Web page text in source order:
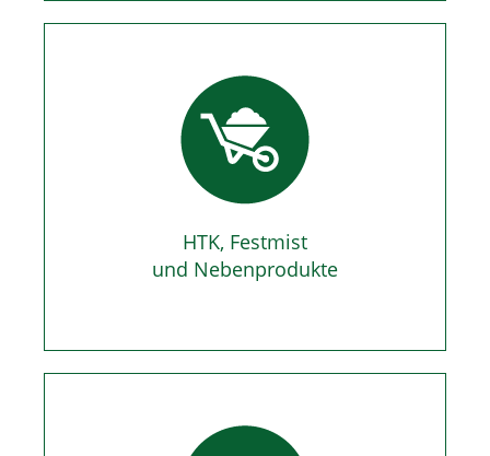
HTK, Festmist
und Nebenprodukte